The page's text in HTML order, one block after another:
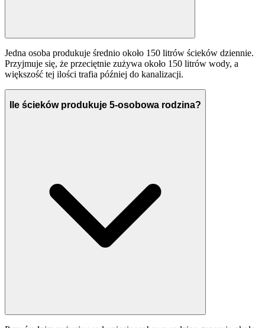
Jedna osoba produkuje średnio około 150 litrów ścieków dziennie.
Przyjmuje się, że przeciętnie zużywa około 150 litrów wody, a
większość tej ilości trafia później do kanalizacji.
Ile ścieków produkuje 5-osobowa rodzina?